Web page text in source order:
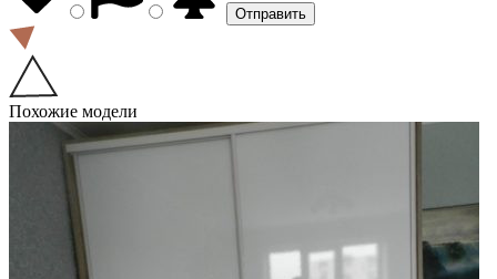
Похожие модели